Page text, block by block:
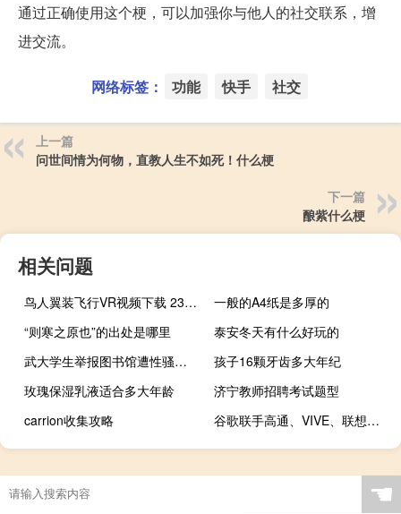
通过正确使用这个梗，可以加强你与他人的社交联系，增
进交流。
网络标签： 功能 快手 社交
上一篇
问世间情为何物，直教人生不如死！什么梗
下一篇
酿紫什么梗
相关问题
鸟人翼装飞行VR视频下载 238MB 类
一般的A4纸是多厚的
“则寒之原也”的出处是哪里
泰安冬天有什么好玩的
武大学生举报图书馆遭性骚扰武汉警方：已出警处理 到底什么情况呢
孩子16颗牙齿多大年纪
玫瑰保湿乳液适合多大年龄
济宁教师招聘考试题型
carrion收集攻略
谷歌联手高通、VIVE、联想发布Daydream VR一体机
☚